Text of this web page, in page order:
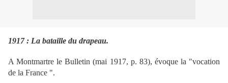
1917 : La bataille du drapeau.
A Montmartre le Bulletin (mai 1917, p. 83), évoque la "vocation
de la France ".